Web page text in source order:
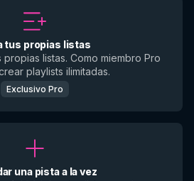
tus propias listas
listas. Como miembro Pro
playlists ilimitadas.
Exclusivo Pro
una pista a la vez